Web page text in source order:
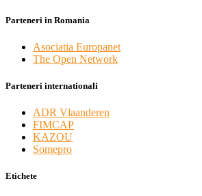
Parteneri in Romania
Asociatia Europanet
The Open Network
Parteneri internationali
ADR Vlaanderen
FIMCAP
KAZOU
Somepro
Etichete